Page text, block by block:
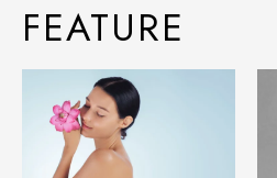
FEATURE